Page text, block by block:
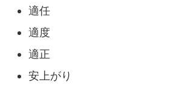
適任
適度
適正
安上がり